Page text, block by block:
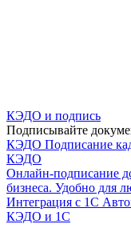
КЭДО и подпись
Подписывайте
КЭДО Подписание
КЭДО
Онлайн-подписание
бизнеса. Удобно для
Интеграция с 1С
КЭДО и 1С